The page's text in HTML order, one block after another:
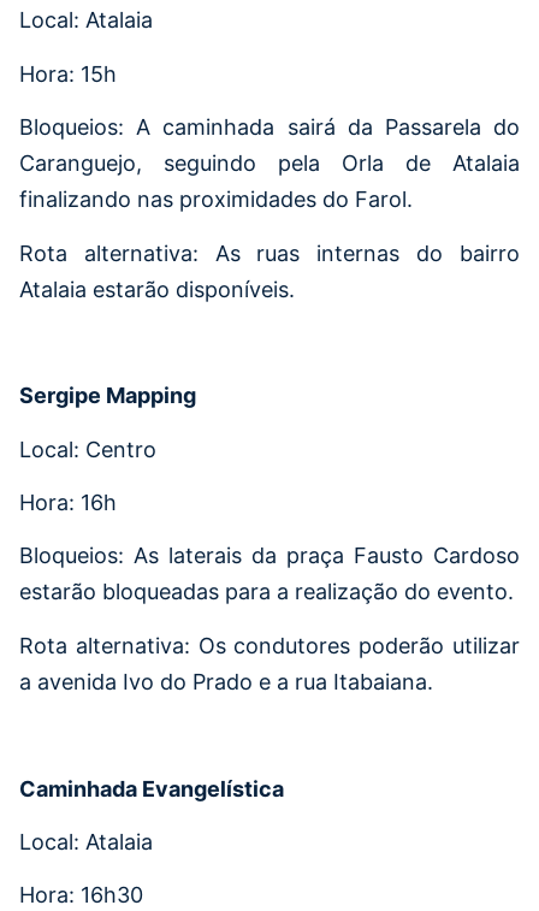
Local: Atalaia
Hora: 15h
Bloqueios: A caminhada sairá da Passarela do
Caranguejo, seguindo pela Orla de Atalaia
finalizando nas proximidades do Farol.
Rota alternativa: As ruas internas do bairro
Atalaia estarão disponíveis.
Sergipe Mapping
Local: Centro
Hora: 16h
Bloqueios: As laterais da praça Fausto Cardoso
estarão bloqueadas para a realização do evento.
Rota alternativa: Os condutores poderão utilizar
a avenida Ivo do Prado e a rua Itabaiana.
Caminhada Evangelística
Local: Atalaia
Hora: 16h30